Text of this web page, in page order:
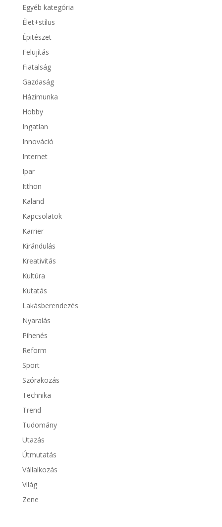
Egyéb kategória
Élet+stílus
Épitészet
Felujítás
Fiatalság
Gazdaság
Házimunka
Hobby
Ingatlan
Innováció
Internet
Ipar
Itthon
Kaland
Kapcsolatok
Karrier
Kirándulás
Kreativitás
Kultúra
Kutatás
Lakásberendezés
Nyaralás
Pihenés
Reform
Sport
Szórakozás
Technika
Trend
Tudomány
Utazás
Útmutatás
Vállalkozás
Világ
Zene